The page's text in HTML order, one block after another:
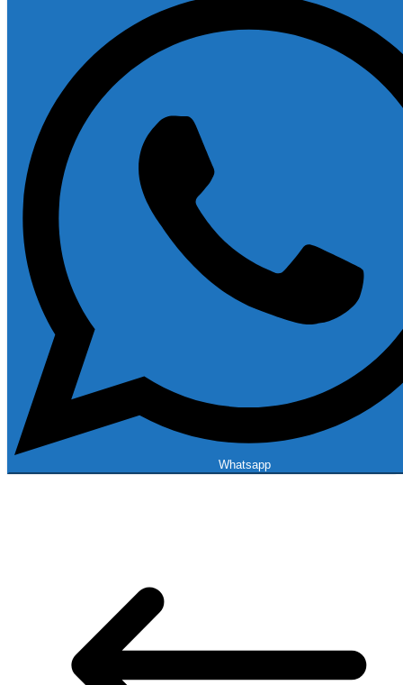
Whatsapp